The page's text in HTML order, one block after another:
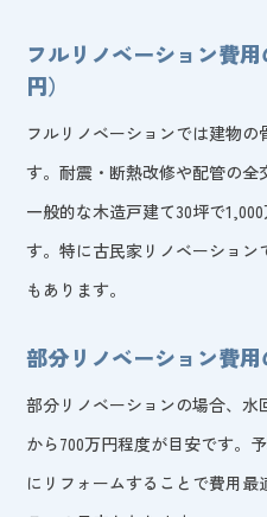
フルリノベーション費
円）
フルリノベーションでは建物
す。耐震・断熱改修や配管の全
一般的な木造戸建て30坪で
す。特に古民家リノベーション
もあります。
部分リノベーション費
部分リノベーションの場合、水
から700万円程度が目安です。
にリフォームすることで費用